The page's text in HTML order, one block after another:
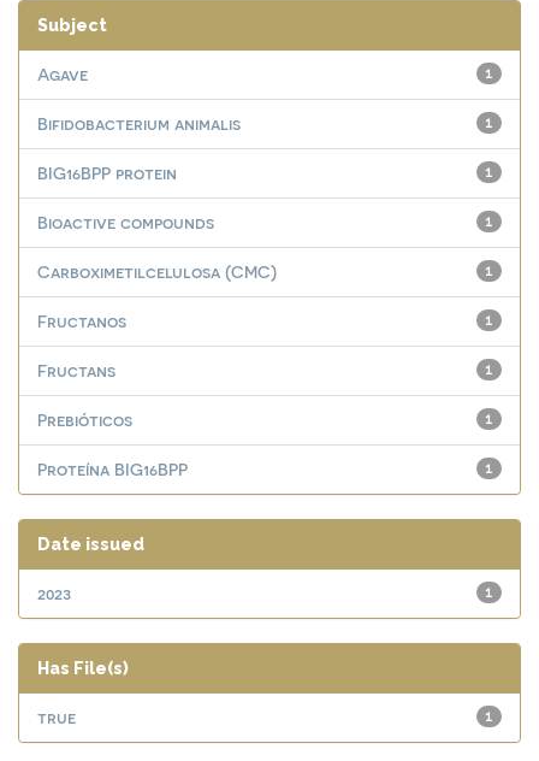
Subject
1
Agave
1
Bifidobacterium animalis
1
BIG16BPP protein
1
Bioactive compounds
1
Carboximetilcelulosa (CMC)
1
Fructanos
1
Fructans
1
Prebióticos
1
Proteína BIG16BPP
Date issued
1
2023
Has File(s)
1
true